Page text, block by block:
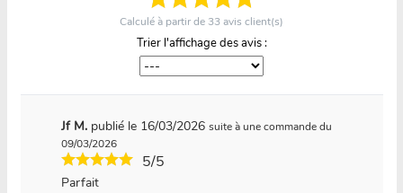
Calculé à partir de 33 avis client(s)
Trier l'affichage des avis :
Jf M. publié le 16/03/2026 suite à une commande du
09/03/2026
5/5
Parfait